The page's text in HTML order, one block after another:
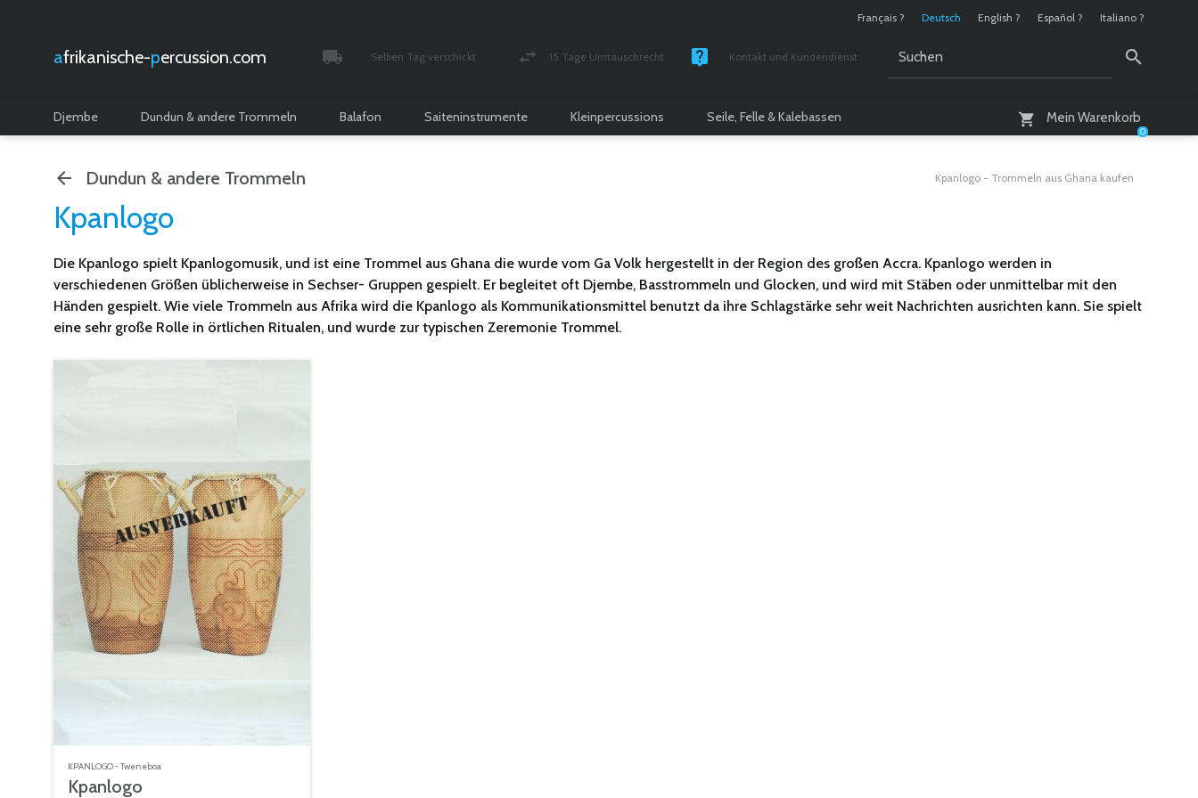
Français ? Deutsch English ? Español ? Italiano ?
afrikanische- percussion.com Selben Tag verschickt 15 Tage Umtauschrecht Kontakt und Kundendienst
Mein Warenkorb
0
Djembe Dundun & andere Trommeln Balafon Saiteninstrumente Kleinpercussions Seile, Felle & Kalebassen
Dundun & andere Trommeln Kpanlogo - Trommeln aus Ghana kaufen
Kpanlogo
Die Kpanlogo spielt Kpanlogomusik, und ist eine Trommel aus Ghana die wurde vom Ga Volk hergestellt in der Region des großen Accra. Kpanlogo werden in
verschiedenen Größen üblicherweise in Sechser- Gruppen gespielt. Er begleitet oft Djembe, Basstrommeln und Glocken, und wird mit Stäben oder unmittelbar mit den
Händen gespielt. Wie viele Trommeln aus Afrika wird die Kpanlogo als Kommunikationsmittel benutzt da ihre Schlagstärke sehr weit Nachrichten ausrichten kann. Sie spielt
eine sehr große Rolle in örtlichen Ritualen, und wurde zur typischen Zeremonie Trommel.
KPANLOGO - Tweneboa
Kpanlogo